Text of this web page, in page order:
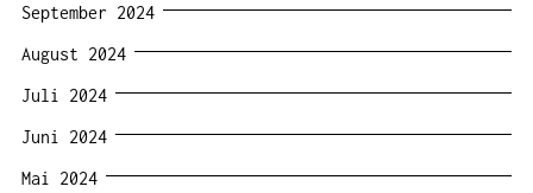
September 2024
August 2024
Juli 2024
Juni 2024
Mai 2024